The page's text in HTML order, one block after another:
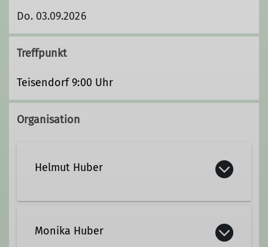
Do. 03.09.2026
Treffpunkt
Teisendorf 9:00 Uhr
Organisation
Helmut Huber
Monika Huber